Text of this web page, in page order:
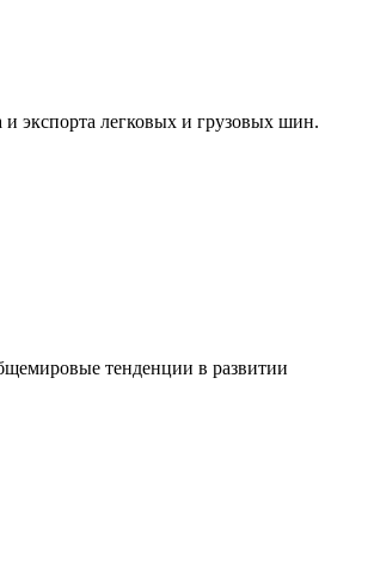
экспорта легковых и грузовых шин.
тенденции в развитии